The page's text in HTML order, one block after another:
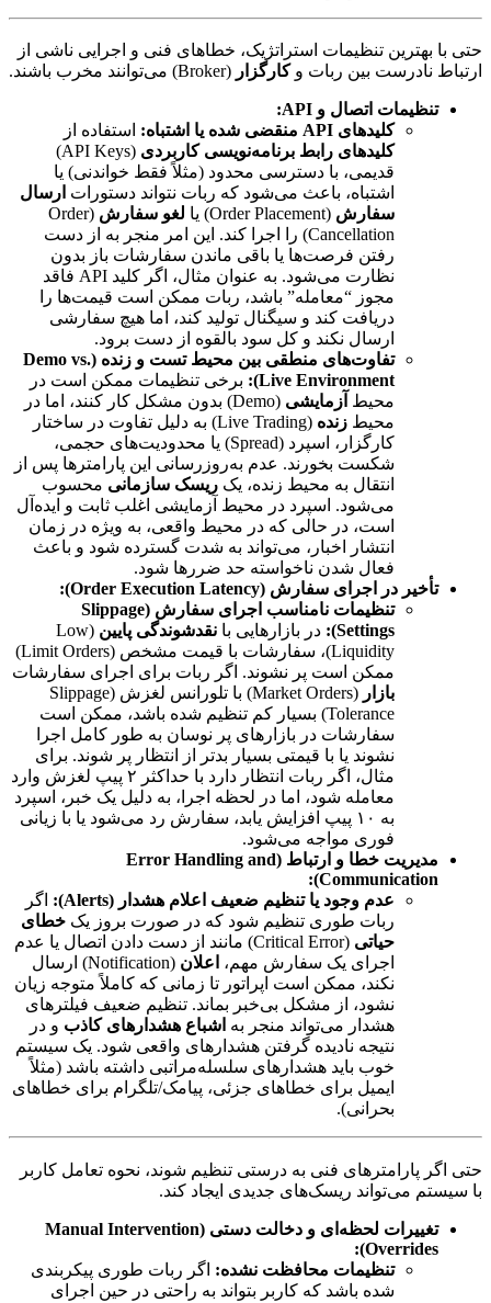
حتی با بهترین تنظیمات استراتژیک، خطاهای فنی و اجرایی ناشی از
ارتباط نادرست بین ربات وکارگزار (Broker) می‌توانند مخرب باشند.
تنظیمات اتصال و API:
کلیدهای API منقضی شده یا اشتباه:
استفاده از
کلیدهای رابط برنامه‌نویسی کاربردی
(API Keys)
قدیمی، با دسترسی محدود (مثلاً فقط خواندنی) یا
اشتباه، باعث می‌شود که ربات نتواند دستورات ارسال
سفارش (Order Placement) یا لغو سفارش (Order
Cancellation) را اجرا کند. این امر منجر به از دست
رفتن فرصت‌ها یا باقی ماندن سفارشات باز بدون
نظارت می‌شود. به عنوان مثال، اگر کلید API فاقد
مجوز “معامله” باشد، ربات ممکن است قیمت‌ها را
دریافت کند و سیگنال تولید کند، اما هیچ سفارشی
ارسال نکند و کل سود بالقوه از دست برود.
تفاوت‌های منطقی بین محیط تست و زنده (Demo vs.
Live Environment):
برخی تنظیمات ممکن است در
محیط آزمایشی
(Demo) بدون مشکل کار کنند، اما در
محیط زنده
(Live Trading) به دلیل تفاوت در ساختار
کارگزار، اسپرد (Spread) یا محدودیت‌های حجمی،
شکست بخورند. عدم به‌روزرسانی این پارامترها پس از
انتقال به محیط زنده، یک ریسک سازمانی محسوب
می‌شود. اسپرد در محیط آزمایشی اغلب ثابت و ایده‌آل
است، در حالی که در محیط واقعی، به ویژه در زمان
انتشار اخبار، می‌تواند به شدت گسترده شود و باعث
فعال شدن ناخواسته حد ضررها شود.
تأخیر در اجرای سفارش (Order Execution Latency):
تنظیمات نامناسب اجرای سفارش (Slippage
Settings):
در بازارهایی با نقدشوندگی پایین (Low
Liquidity)، سفارشات با قیمت مشخص (Limit Orders)
ممکن است پر نشوند. اگر ربات برای اجرای سفارشات
بازار
(Market Orders) با تلورانس لغزش (Slippage
Tolerance) بسیار کم تنظیم شده باشد، ممکن است
سفارشات در بازارهای پر نوسان به طور کامل اجرا
نشوند یا با قیمتی بسیار بدتر از انتظار پر شوند. برای
مثال، اگر ربات انتظار دارد با حداکثر ۲ پیپ لغزش وارد
معامله شود، اما در لحظه اجرا، به دلیل یک خبر، اسپرد
به ۱۰ پیپ افزایش یابد، سفارش رد می‌شود یا با زیانی
فوری مواجه می‌شود.
مدیریت خطا و ارتباط (Error Handling and
Communication):
عدم وجود یا تنظیم ضعیف اعلام هشدار (Alerts):
اگر
ربات طوری تنظیم شود که در صورت بروز یک خطای
حیاتی
(Critical Error) مانند از دست دادن اتصال یا عدم
اجرای یک سفارش مهم، اعلان
(Notification) ارسال
نکند، ممکن است اپراتور تا زمانی که کاملاً متوجه زیان
نشود، از مشکل بی‌خبر بماند. تنظیم ضعیف فیلترهای
هشدار می‌تواند منجر به اشباع هشدارهای کاذب و در
نتیجه نادیده گرفتن هشدارهای واقعی شود. یک سیستم
خوب باید هشدارهای سلسله‌مراتبی داشته باشد (مثلاً
ایمیل برای خطاهای جزئی، پیامک/تلگرام برای خطاهای
بحرانی).
حتی اگر پارامترهای فنی به درستی تنظیم شوند، نحوه تعامل کاربر
با سیستم می‌تواند ریسک‌های جدیدی ایجاد کند.
تغییرات لحظه‌ای و دخالت دستی (Manual Intervention
Overrides):
تنظیمات محافظت نشده: اگر ربات طوری پیکربندی
شده باشد که کاربر بتواند به راحتی در حین اجرای